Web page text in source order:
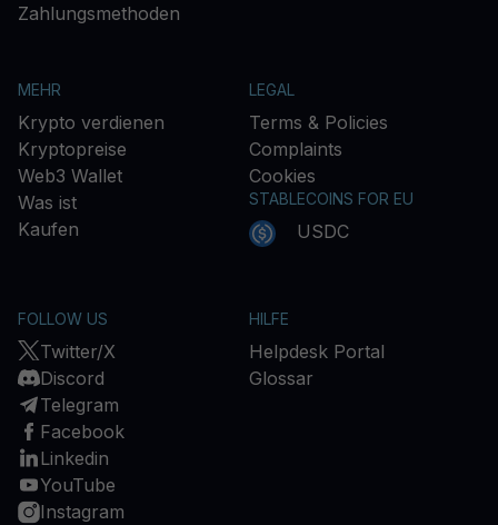
Zahlungsmethoden
MEHR
Krypto verdienen
Kryptopreise
Web3 Wallet
Was ist
Kaufen
LEGAL
Terms & Policies
Complaints
Cookies
STABLECOINS FOR EU
USDC
FOLLOW US
Twitter/X
Discord
Telegram
Facebook
Linkedin
YouTube
Instagram
HILFE
Helpdesk Portal
Glossar